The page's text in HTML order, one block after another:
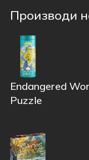
Производи
Endangered
Puzzle